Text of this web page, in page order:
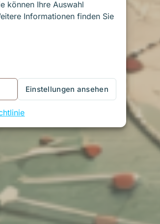
können Ihre Auswahl
Informationen finden Sie
Einstellungen ansehen